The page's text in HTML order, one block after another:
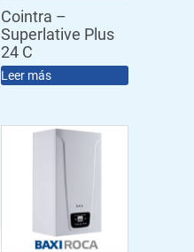
Cointra –
Superlative Plus
24 C
Leer más